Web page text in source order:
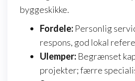
byggeskikke.
Fordele: Personlig
respons, god lokal
Ulemper: Begrænset
projekter; færre